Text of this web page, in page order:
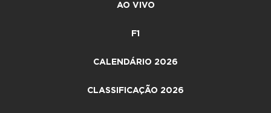
AO VIVO
F1
CALENDÁRIO 2026
CLASSIFICAÇÃO 2026